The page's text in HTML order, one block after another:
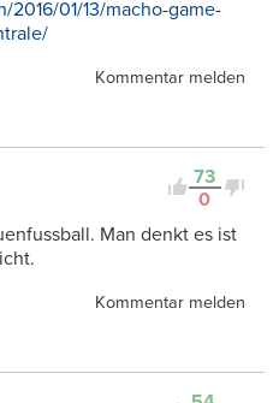
01/13/macho-game-
Kommentar melden
73
0
Man denkt es ist
Kommentar melden